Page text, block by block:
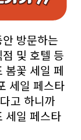
방문하는
및 호텔 등
봄꽃 세일 페
세일 페스타
고 하니까
세일 페스타